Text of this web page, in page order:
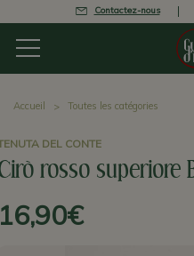
Contactez-nous
Accueil Toutes les catégories
DEL CONTE
rosso superiore